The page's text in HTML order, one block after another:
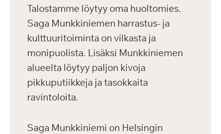
Talostamme löytyy oma huoltomies.
Saga Munkkiniemen harrastus- ja
kulttuuritoiminta on vilkasta ja
monipuolista. Lisäksi Munkkiniemen
alueelta löytyy paljon kivoja
pikkuputiikkeja ja tasokkaita
ravintoloita.
Saga Munkkiniemi on Helsingin